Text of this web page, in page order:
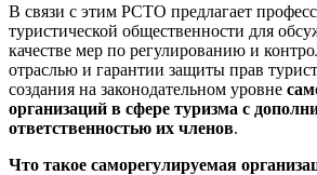
В связи с этим РСТО предлагает
туристической общественности для
качестве мер по регулированию и
отраслью и гарантии защиты прав
создания на законодательном уровне
организаций в сфере туризма с
ответственностью их членов.
Что такое саморегулируемая